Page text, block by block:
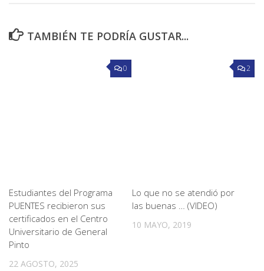
TAMBIÉN TE PODRÍA GUSTAR...
0
Estudiantes del Programa
PUENTES recibieron sus
certificados en el Centro
Universitario de General
Pinto
22 AGOSTO, 2025
2
Lo que no se atendió por
las buenas … (VIDEO)
10 MAYO, 2019